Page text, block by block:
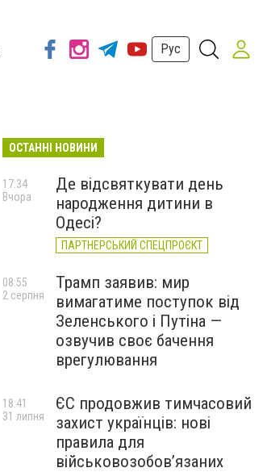
Рус
ОСТАННІ НОВИНИ
Де відсвяткувати день
народження дитини в
Одесі?
ПАРТНЕРСЬКИЙ СПЕЦПРОЄКТ
17:34
Вчора
Трамп заявив: мир
вимагатиме поступок від
Зеленського і Путіна —
озвучив своє бачення
врегулювання
08:55
2 серпня
ЄС продовжив тимчасовий
захист українців: нові
правила для
військовозобов’язаних
18:41
31 липня